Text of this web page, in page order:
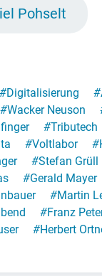
Pohselt
#Digitalisierung #
#Wacker Neuson
#Tributech
#Voltlabor #
#Stefan Grüll
#Gerald Mayer
#Martin
#Franz
#Herbert